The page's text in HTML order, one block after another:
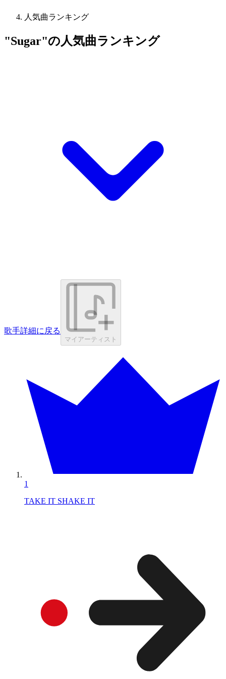
人気曲ランキング
"Sugar"の人気曲ランキング
歌手詳細に戻る
マイアーティスト
1
TAKE IT SHAKE IT